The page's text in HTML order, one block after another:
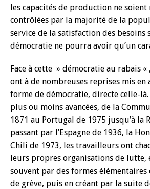
les capacités de production ne
contrôlées par la majorité de la
service de la satisfaction des besoins
démocratie ne pourra avoir qu’un
Face à cette » démocratie au rabais
ont à de nombreuses reprises mis en
forme de démocratie, directe celle-là.
plus ou moins avancées, de la
1871 au Portugal de 1975 jusqu’à la
passant par l’Espagne de 1936, la
Chili de 1973, les travailleurs ont
leurs propres organisations de lutte,
souvent par des formes élémentaires
de grève, puis en créant par la suite